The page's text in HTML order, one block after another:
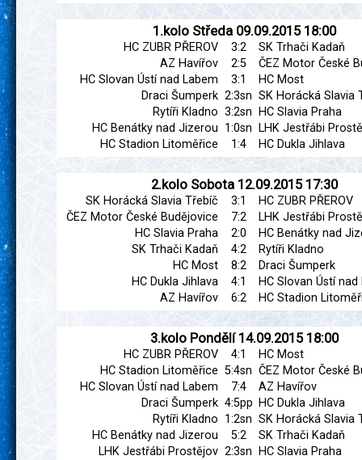
1.kolo Středa 09.09.2015 18:00
HC ZUBR PŘEROV 3:2
SK Trhači Kadaň
AZ Havířov
2:5
ČEZ Motor České
HC Slovan Ústí nad Labem
3:1
HC Most
Draci Šumperk 2:3sn SK Horácká Slavia
Rytíři Kladno 3:2sn
HC Slavia Praha
HC Benátky nad Jizerou 1:0sn
LHK Jestřábi
HC Stadion Litoměřice
1:4 HC Dukla Jihlava
2.kolo Sobota 12.09.2015 17:30
SK Horácká Slavia Třebíč 3:1
HC ZUBR PŘEROV
ČEZ Motor České Budějovice
7:2
LHK Jestřábi
HC Slavia Praha
2:0
HC Benátky nad
SK Trhači Kadaň
4:2
Rytíři Kladno
HC Most
8:2
Draci Šumperk
HC Dukla Jihlava
4:1
HC Slovan Ústí nad
AZ Havířov
6:2 HC Stadion
3.kolo Pondělí 14.09.2015 18:00
HC ZUBR PŘEROV 4:1
HC Most
HC Stadion Litoměřice 5:4sn ČEZ Motor České
HC Slovan Ústí nad Labem
7:4
AZ Havířov
Draci Šumperk 4:5pp HC Dukla Jihlava
Rytíři Kladno 1:2sn SK Horácká Slavia
HC Benátky nad Jizerou
5:2
SK Trhači Kadaň
LHK Jestřábi Prostějov 2:3sn HC Slavia Praha